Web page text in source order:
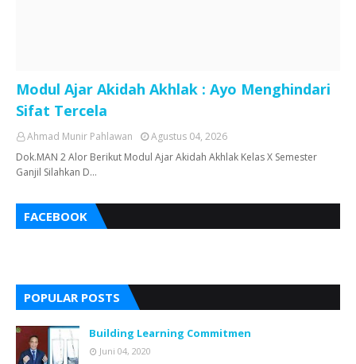
Modul Ajar Akidah Akhlak : Ayo Menghindari
Sifat Tercela
Ahmad Munir Pahlawan
Agustus 04, 2026
Dok.MAN 2 Alor Berikut Modul Ajar Akidah Akhlak Kelas X Semester
Ganjil Silahkan D…
FACEBOOK
POPULAR POSTS
Building Learning Commitmen
Juni 04, 2020